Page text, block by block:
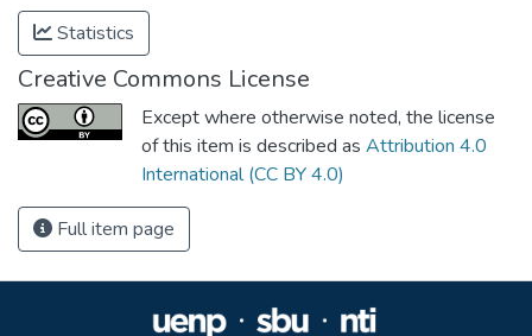
Statistics
Creative Commons License
Except where otherwise noted, the license
of this item is described as Attribution 4.0
International (CC BY 4.0)
Full item page